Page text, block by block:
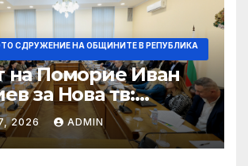
СДРУЖЕНИЕ НА ОБЩИНИТЕ В РЕПУБЛИКА
на Поморие Иван
за Нова тв:
сцена на
музика с
Sunset Port Festival
2026 ADMIN